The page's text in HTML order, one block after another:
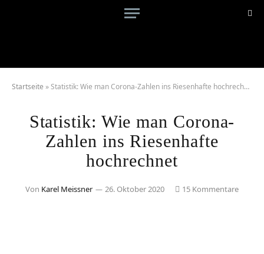
Startseite »Statistik: Wie man Corona-Zahlen ins Riesenhafte hochrechnet
Statistik: Wie man Corona-
Zahlen ins Riesenhafte
hochrechnet
Von Karel Meissner 26. Oktober 2020 15 Kommentare